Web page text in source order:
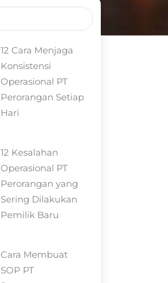
12 Cara Menjaga
Konsistensi
Operasional PT
Perorangan Setiap
Hari
12 Kesalahan
Operasional PT
Perorangan yang
Sering Dilakukan
Pemilik Baru
Cara Membuat
SOP PT